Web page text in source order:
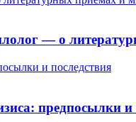
— о
и последствия
предпосылки и